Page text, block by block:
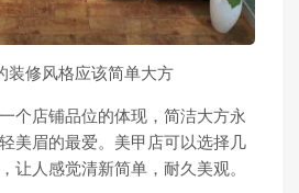
修风格应该简单大方
店铺品位的体现，简洁大方永
美眉的最爱。美甲店可以选择几
让人感觉清新简单，耐久美观。